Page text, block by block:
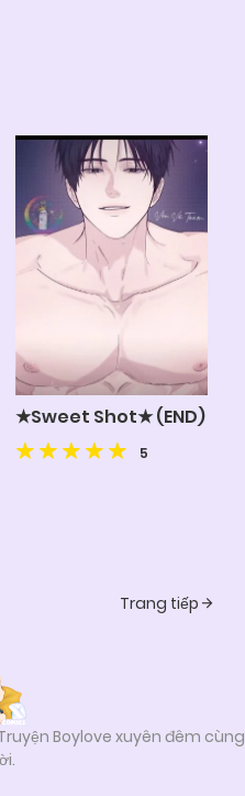
★Sweet Shot★ (END)
5
Trang tiếp
Boylove xuyên đêm cùng